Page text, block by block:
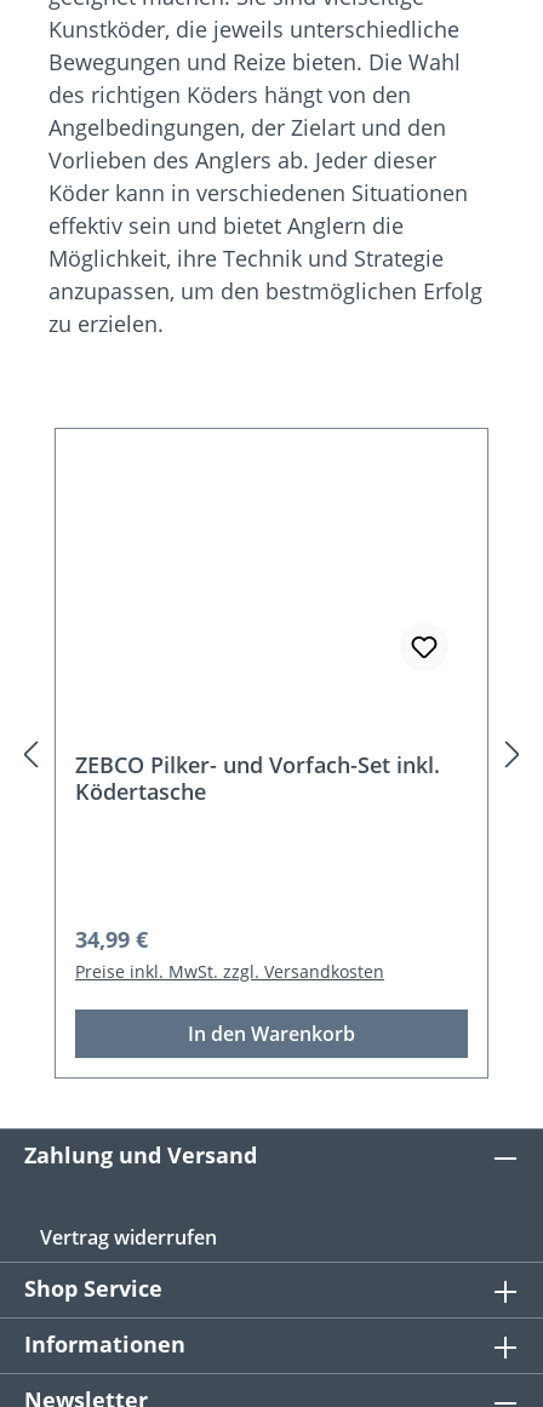
Kunstköder, die jeweils unterschiedliche
Bewegungen und Reize bieten. Die Wahl
des richtigen Köders hängt von den
Angelbedingungen, der Zielart und den
Vorlieben des Anglers ab. Jeder dieser
Köder kann in verschiedenen Situationen
effektiv sein und bietet Anglern die
Möglichkeit, ihre Technik und Strategie
anzupassen, um den bestmöglichen Erfolg
zu erzielen.
ZEBCO Pilker- und Vorfach-Set inkl.
Ködertasche
Regulärer Preis:
34,99 €
Preise inkl. MwSt. zzgl. Versandkosten
In den Warenkorb
Zahlung und Versand
Vertrag widerrufen
Shop Service
Informationen
Newsletter